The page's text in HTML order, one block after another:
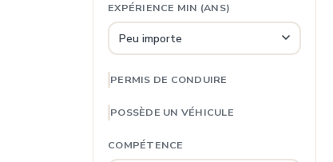
EXPÉRIENCE MIN (ANS)
PERMIS DE CONDUIRE
POSSÈDE UN VÉHICULE
COMPÉTENCE